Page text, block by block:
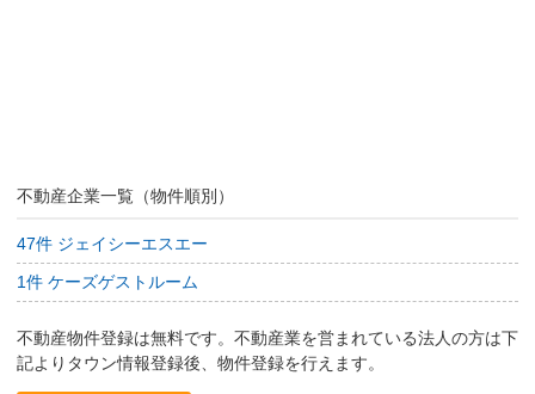
不動産企業一覧（物件順別）
47件 ジェイシーエスエー
1件 ケーズゲストルーム
不動産物件登録は無料です。不動産業を営まれている法人の方は下
記よりタウン情報登録後、物件登録を行えます。